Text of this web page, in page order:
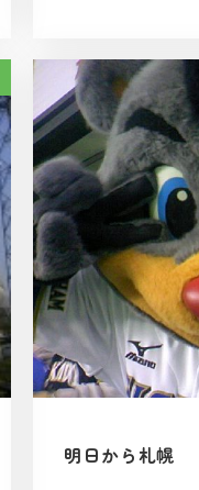
明日から札幌